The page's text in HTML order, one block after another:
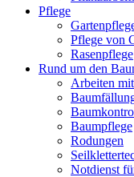
Pflege
Pflege von
Rasenpflege
Rund um den
Arbeiten
Baumpflege
Rodungen
Notdienst